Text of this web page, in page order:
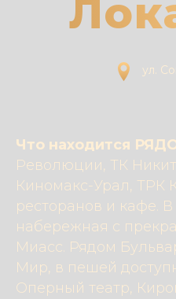
ул.
Что находится
Революции, ТК
Киномакс-Урал, ТРК
ресторанов и кафе.
набережная с
Миасс. Рядом
Мир, в пешей
Оперный театр,